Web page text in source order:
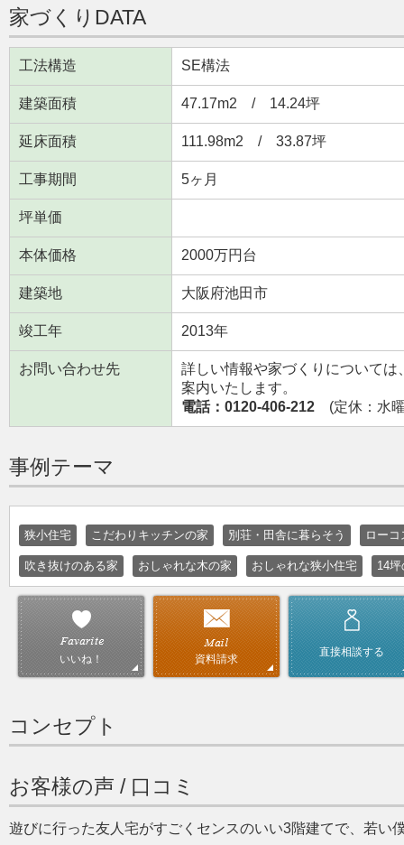
家づくりDATA
工法構造 SE構法
建築面積 47.17m2 / 14.24坪
延床面積 111.98m2 / 33.87坪
工事期間 5ヶ月
坪単価
本体価格 2000万円台
建築地 大阪府池田市
竣工年 2013年
お問い合わせ先
詳しい情報や家づくりについて
案内いたします。
電話：0120-406-212 (定休：水
事例テーマ
狭小住宅 こだわりキッチンの家 別荘・田舎に暮らそう ロー
吹き抜けのある家 おしゃれな木の家 おしゃれな狭小住宅 14
いいね！ 資料請求
直接相談する
コンセプト
お客様の声 / 口コミ
遊びに行った友人宅がすごくセンスのいい3階建てで、若い